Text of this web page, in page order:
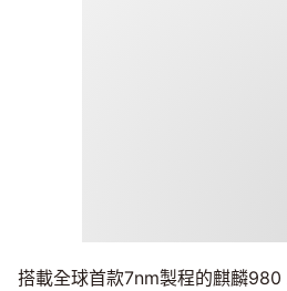
搭載全球首款7nm製程的麒麟